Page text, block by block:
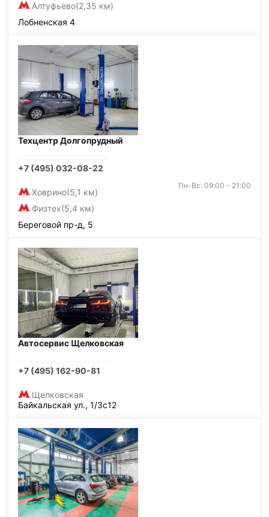
Алтуфьево(2,35 км)
Лобненская 4
Техцентр Долгопрудный
+7 (495) 032-08-22
Ховрино(5,1 км)
Физтех(5,4 км)
Пн-Вс: 09:00 - 21:00
Береговой пр-д, 5
Автосервис Щелковская
+7 (495) 162-90-81
Щелковская
Байкальская ул., 1/3с12